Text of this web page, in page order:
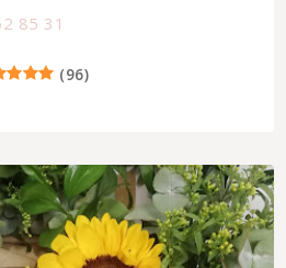
85 31
(96)